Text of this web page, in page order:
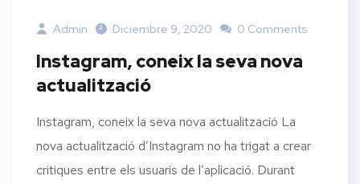
Admin Diciembre 9, 2020 0 Comments
Instagram, coneix la seva nova
actualització
Instagram, coneix la seva nova actualització La
nova actualització d’Instagram no ha trigat a crear
critiques entre els usuaris de l’aplicació. Durant